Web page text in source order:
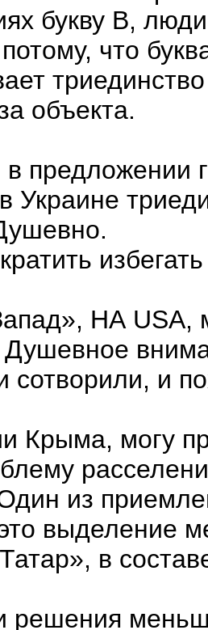
букву В,
что
объекта.
предложении
Украине
НА USА,
сотворили, и
Крыма, могу
из
выделение
в
решения